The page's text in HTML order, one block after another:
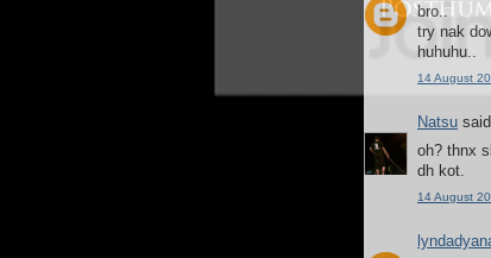
bro..
try nak
huhuhu..
14 August
Natsu
oh? thnx
dh kot.
14 August